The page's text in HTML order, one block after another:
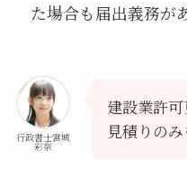
た場合も届出義務が
行政書士宮城
彩奈
建設業許
見積りのみ